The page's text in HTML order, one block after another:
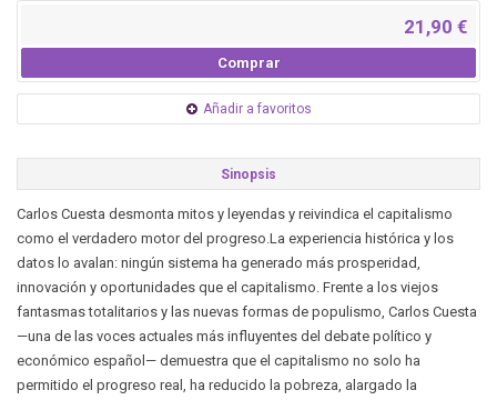
21,90 €
Comprar
Añadir a favoritos
Sinopsis
Carlos Cuesta desmonta mitos y leyendas y reivindica el capitalismo
como el verdadero motor del progreso.La experiencia histórica y los
datos lo avalan: ningún sistema ha generado más prosperidad,
innovación y oportunidades que el capitalismo. Frente a los viejos
fantasmas totalitarios y las nuevas formas de populismo, Carlos Cuesta
—una de las voces actuales más influyentes del debate político y
económico español— demuestra que el capitalismo no solo ha
permitido el progreso real, ha reducido la pobreza, alargado la